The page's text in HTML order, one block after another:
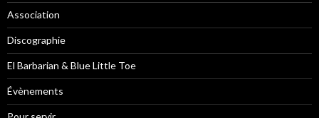
Association
Discographie
El Barbarian & Blue Little Toe
Évènements